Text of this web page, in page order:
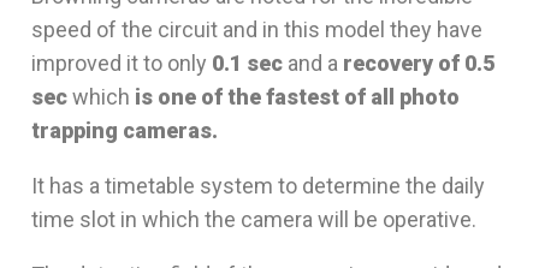
speed of the circuit and in this model they have
improved it to only 0.1 sec and a recovery of 0.5
secwhich is one of the fastest of all photo
trapping cameras.
It has a timetable system to determine the daily
time slot in which the camera will be operative.